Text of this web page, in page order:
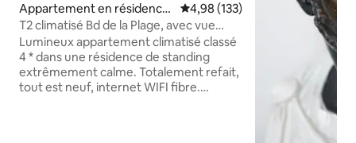
Appartement en résidence
⋅ Arcachon
Évaluation moyenne sur la
4,98 (133)
T2 climatisé Bd de la Plage, avec vue
Bassin.
Lumineux appartement climatisé classé
4 * dans une résidence de standing
extrêmement calme. Totalement refait,
tout est neuf, internet WIFI fibre.